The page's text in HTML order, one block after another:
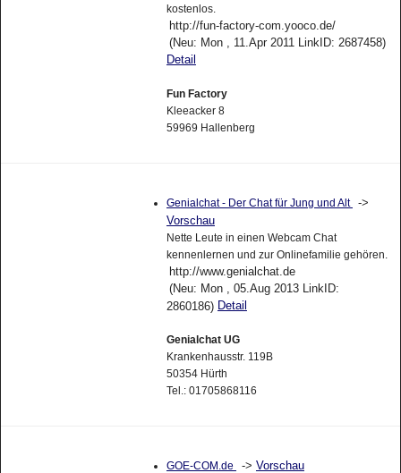
kostenlos.
http://fun-factory-com.yooco.de/
(Neu: Mon , 11.Apr 2011 LinkID: 2687458)
Detail
Fun Factory
Kleeacker 8
59969 Hallenberg
Genialchat - Der Chat für Jung und Alt ->
Vorschau
Nette Leute in einen Webcam Chat
kennenlernen und zur Onlinefamilie gehören.
http://www.genialchat.de
(Neu: Mon , 05.Aug 2013 LinkID:
2860186) Detail
Genialchat UG
Krankenhausstr. 119B
50354 Hürth
Tel.: 01705868116
GOE-COM.de -> Vorschau